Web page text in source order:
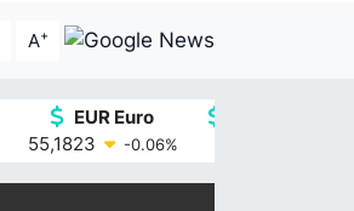
A+
EUR Euro
55,1823
-0.06%